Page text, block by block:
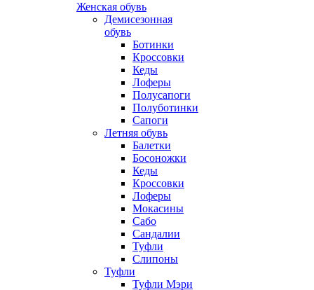
Женская обувь
Демисезонная
обувь
Ботинки
Кроссовки
Кеды
Лоферы
Полусапоги
Полуботинки
Сапоги
Летняя обувь
Балетки
Босоножки
Кеды
Кроссовки
Лоферы
Мокасины
Сабо
Сандалии
Туфли
Слипоны
Туфли
Туфли Мэри